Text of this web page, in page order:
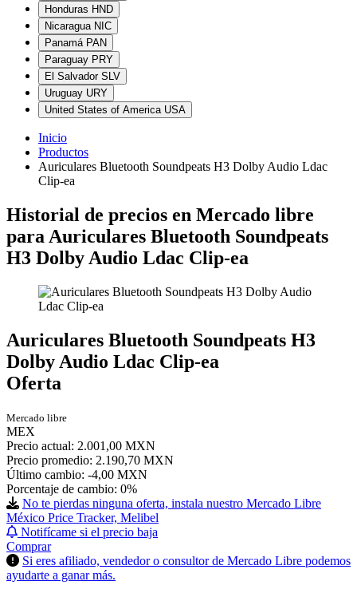
Honduras HND
Nicaragua NIC
Panamá PAN
Paraguay PRY
El Salvador SLV
Uruguay URY
United States of America USA
Inicio
Productos
Auriculares Bluetooth Soundpeats H3 Dolby Audio Ldac
Clip-ea
Historial de precios en Mercado libre
para Auriculares Bluetooth Soundpeats
H3 Dolby Audio Ldac Clip-ea
Auriculares Bluetooth Soundpeats H3
Dolby Audio Ldac Clip-ea
Oferta
Mercado libre
MEX
Precio actual: 2.001,00 MXN
Precio promedio: 2.190,70 MXN
Último cambio: -4,00 MXN
Porcentaje de cambio: 0%
No te pierdas ninguna oferta, instala nuestro Mercado Libre
México Price Tracker, Melibel
Notifícame si el precio baja
Comprar
Si eres afiliado, vendedor o consultor de Mercado Libre podemos
ayudarte a ganar más.